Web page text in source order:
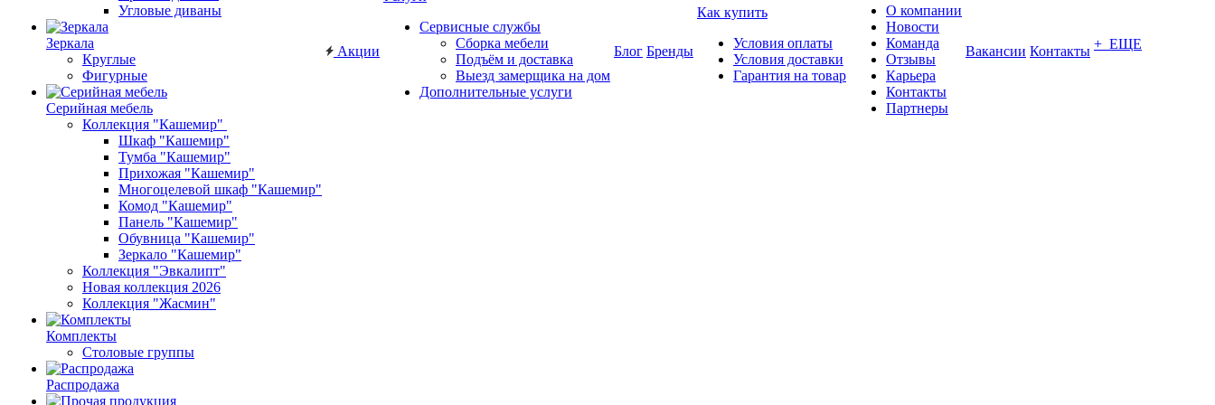
Угловые диваны
Зеркала
Круглые
Фигурные
Серийная мебель
Коллекция "Кашемир"
Шкаф "Кашемир"
Тумба "Кашемир"
Прихожая "Кашемир"
Многоцелевой шкаф "Кашемир"
Комод "Кашемир"
Панель "Кашемир"
Обувница "Кашемир"
Зеркало "Кашемир"
Коллекция "Эвкалипт"
Новая коллекция 2026
Коллекция "Жасмин"
Комплекты
Столовые группы
Распродажа
Акции
Сервисные службы
Сборка мебели
Подъём и доставка
Выезд замерщика на дом
Дополнительные услуги
Блог Бренды
Как купить
Условия оплаты
Условия доставки
Гарантия на товар
О компании
Новости
Команда
Отзывы
Карьера
Контакты
Партнеры
Вакансии Контакты + ЕЩЕ